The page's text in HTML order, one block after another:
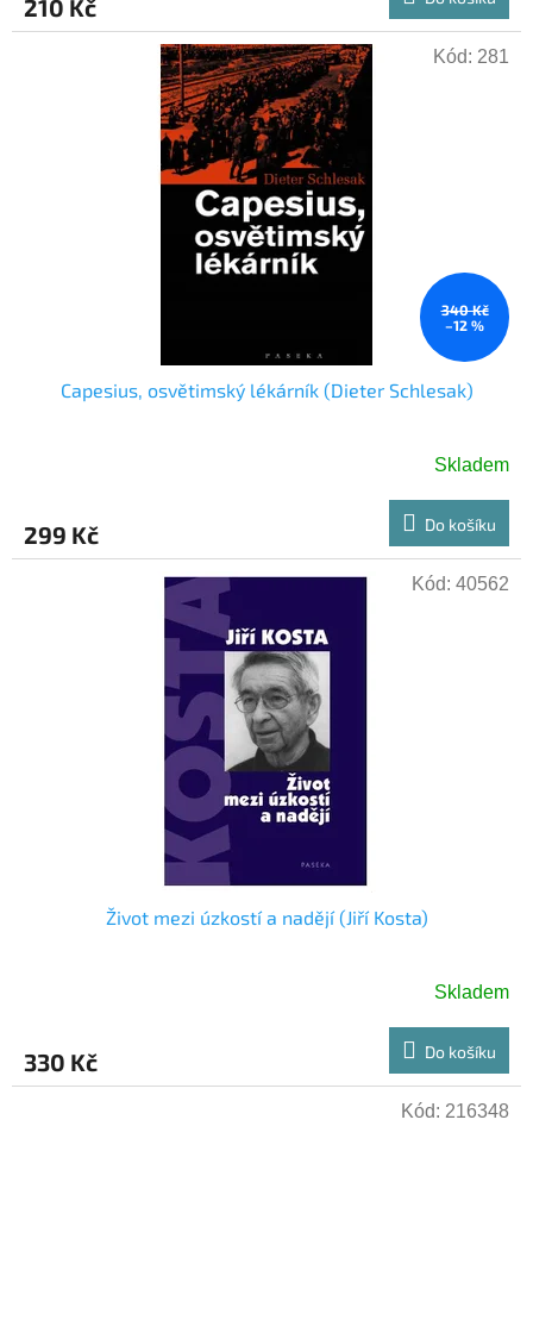
210 Kč
340 Kč
–12 %
Capesius, osvětimský lékárník (Dieter Schlesak)
Skladem
299 Kč Do košíku
Kód: 281
Život mezi úzkostí a nadějí (Jiří Kosta)
Skladem
330 Kč Do košíku
Kód: 40562
Kód: 216348